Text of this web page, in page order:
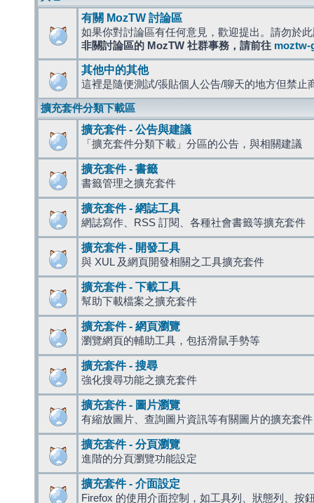
有關 MozTW 討論區
如果你對討論區有任何意見，歡迎提出。請勿於
非關討論區的 MozTW 社群事務，請前往 moztw-
其他中的其他
這裡是隨便測試/張貼個人公告/聊天的地方但禁止
擴充套件分類下載區
擴充套件 - 公告與建議
「擴充套件分類下載」分區的公告，與相關建議
擴充套件 - 書籤
書籤管理之擴充套件
擴充套件 - 網誌工具
網誌寫作、RSS 訂閱、各種社會書籤等擴充套件
擴充套件 - 開發工具
與 XUL 及網頁開發相關之工具擴充套件
擴充套件 - 下載工具
幫助下載檔案之擴充套件
擴充套件 - 網頁瀏覽
瀏覽網頁的輔助工具，包括滑鼠手勢等
擴充套件 - 搜尋
強化搜尋功能之擴充套件
擴充套件 - 圖片瀏覽
有縮放圖片、查詢圖片資訊等有關圖片的擴充套件
擴充套件 - 分頁瀏覽
進階的分頁瀏覽功能設定
擴充套件 - 介面設定
Firefox 的使用介面控制，如工具列、狀態列、按